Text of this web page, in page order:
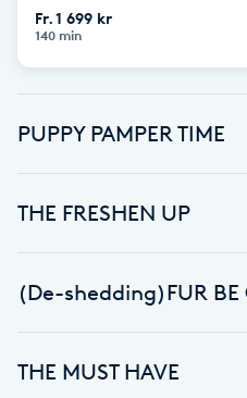
Celluliter
Color correction
D
Damklippning
Fr. 1 699 kr
140 min
PUPPY PAMPER TIME
THE FRESHEN UP
(De-shedding)FUR BE
THE MUST HAVE